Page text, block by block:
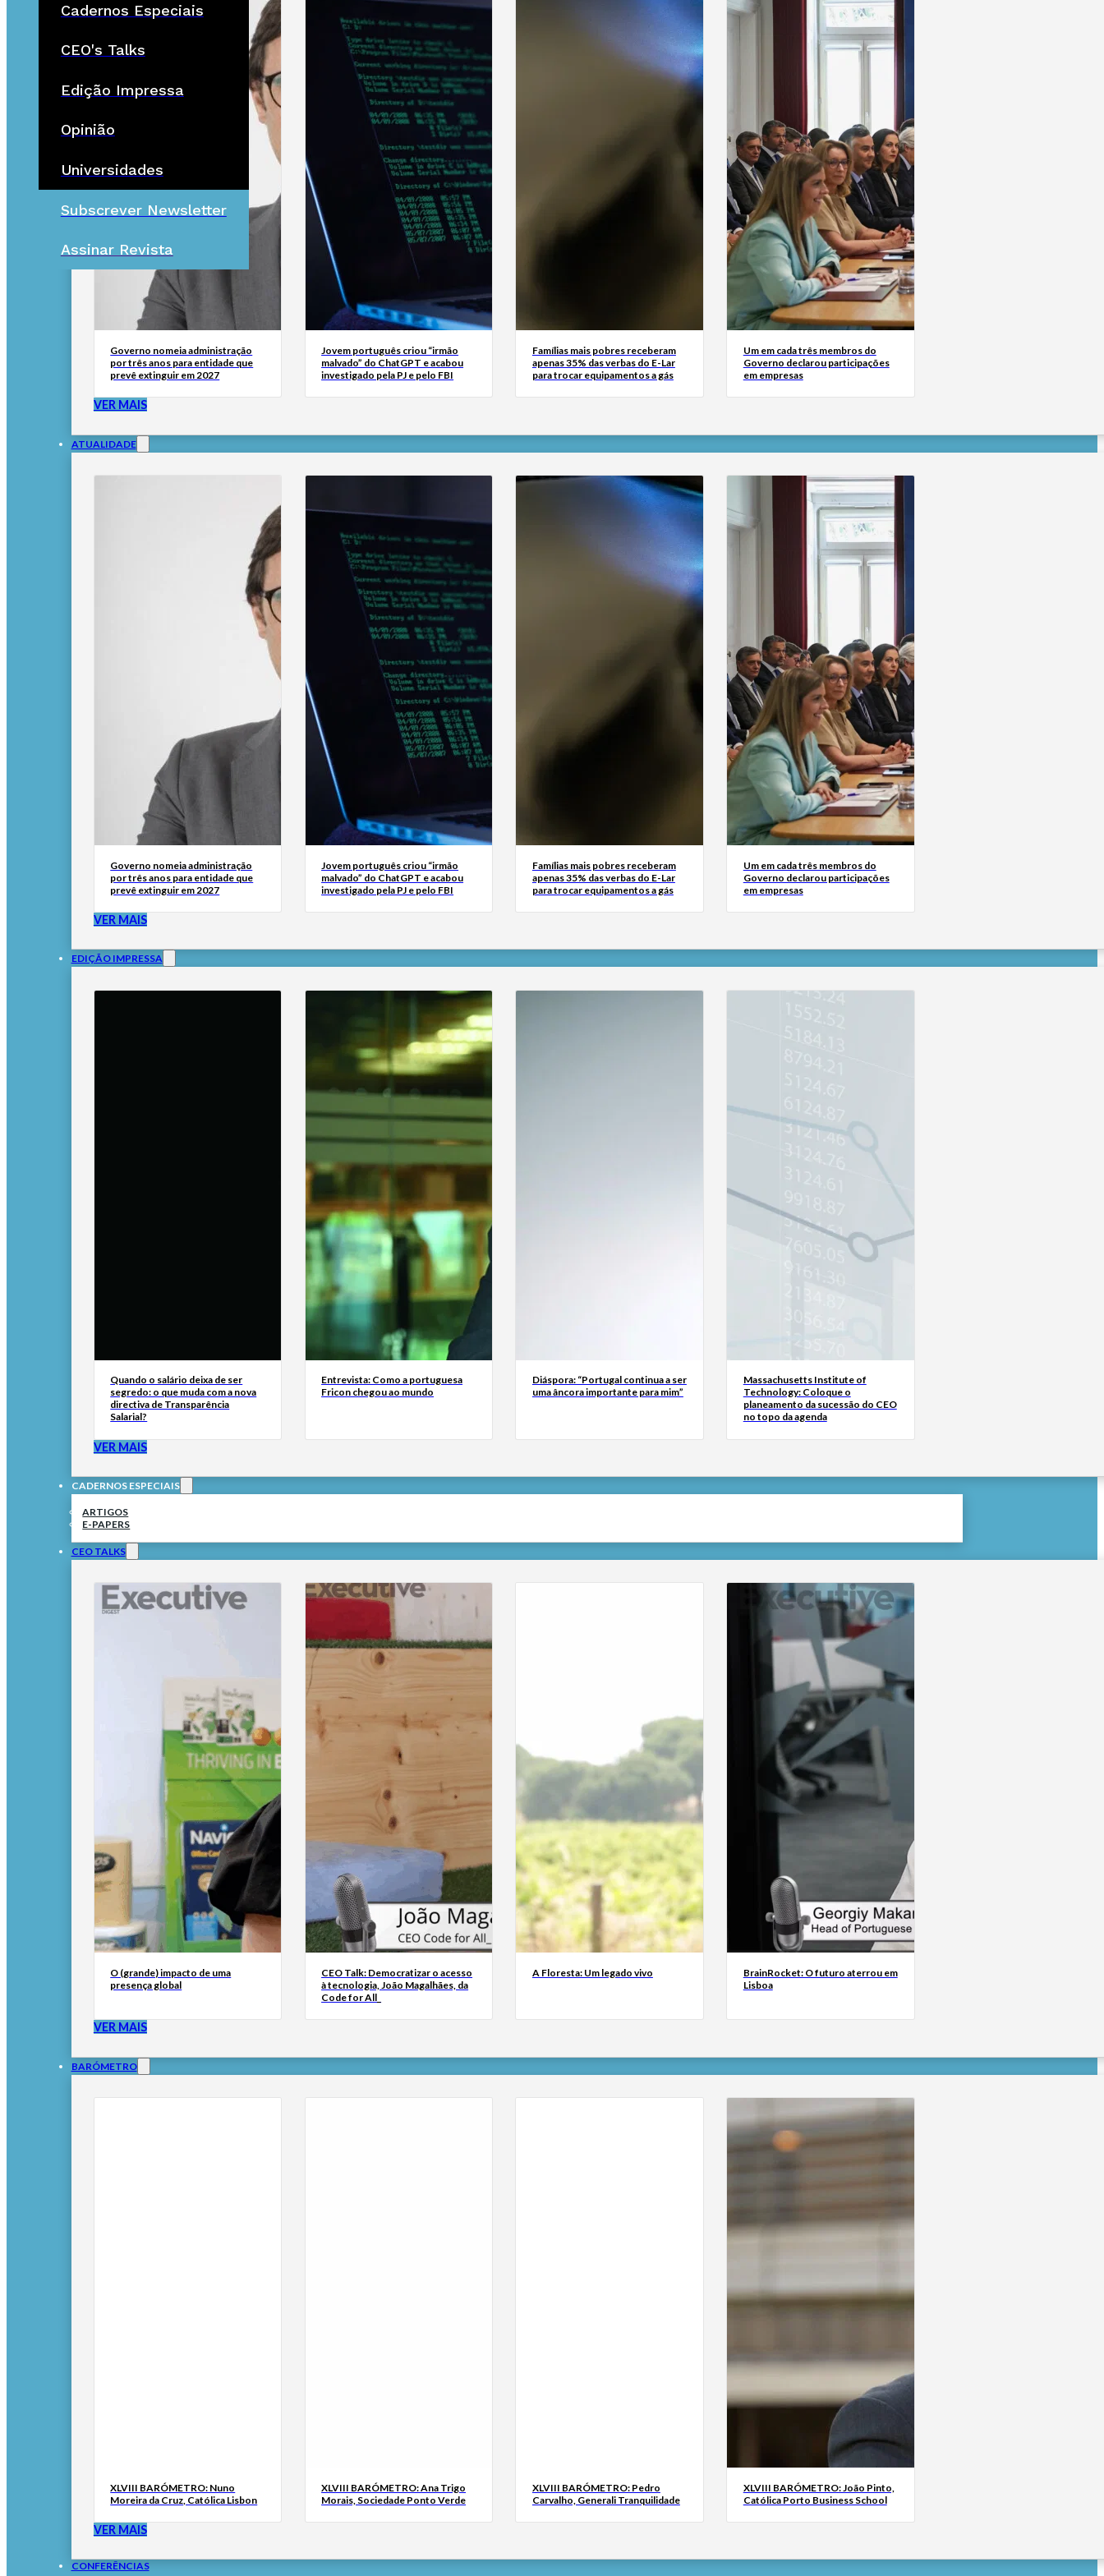
Cadernos Especiais
CEO's Talks
Edição Impressa
Opinião
Universidades
Subscrever Newsletter
Assinar Revista
Governo nomeia administração
por três anos para entidade que
prevê extinguir em 2027
Jovem português criou “irmão
malvado” do ChatGPT e acabou
investigado pela PJ e pelo FBI
Famílias mais pobres receberam
apenas 35% das verbas do E-Lar
para trocar equipamentos a gás
Um em cada três membros do
Governo declarou participações
em empresas
VER MAIS
ATUALIDADE
Governo nomeia administração
por três anos para entidade que
prevê extinguir em 2027
Jovem português criou “irmão
malvado” do ChatGPT e acabou
investigado pela PJ e pelo FBI
Famílias mais pobres receberam
apenas 35% das verbas do E-Lar
para trocar equipamentos a gás
Um em cada três membros do
Governo declarou participações
em empresas
VER MAIS
EDIÇÃO IMPRESSA
Quando o salário deixa de ser
segredo: o que muda com a nova
directiva de Transparência
Salarial?
Entrevista: Como a portuguesa
Fricon chegou ao mundo
Diáspora: “Portugal continua a ser
uma âncora importante para mim”
Massachusetts Institute of
Technology: Coloque o
planeamento da sucessão do CEO
no topo da agenda
VER MAIS
CADERNOS ESPECIAIS
ARTIGOS
E-PAPERS
CEO TALKS
O (grande) impacto de uma
presença global
CEO Talk: Democratizar o acesso
à tecnologia, João Magalhães, da
Code for All_
A Floresta: Um legado vivo
BrainRocket: O futuro aterrou em
Lisboa
VER MAIS
BARÓMETRO
XLVIII BARÓMETRO: Nuno
Moreira da Cruz, Católica Lisbon
XLVIII BARÓMETRO: Ana Trigo
Morais, Sociedade Ponto Verde
XLVIII BARÓMETRO: Pedro
Carvalho, Generali Tranquilidade
XLVIII BARÓMETRO: João Pinto,
Católica Porto Business School
VER MAIS
CONFERÊNCIAS